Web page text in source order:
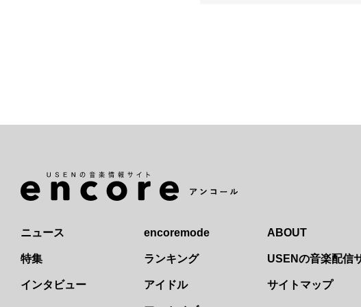
ニュース
特集
インタビュー
encoremode
ランキング
アイドル
ABOUT
USENの音楽配信
サイトマップ